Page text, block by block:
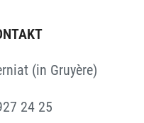
(in Gruyère)
24 25